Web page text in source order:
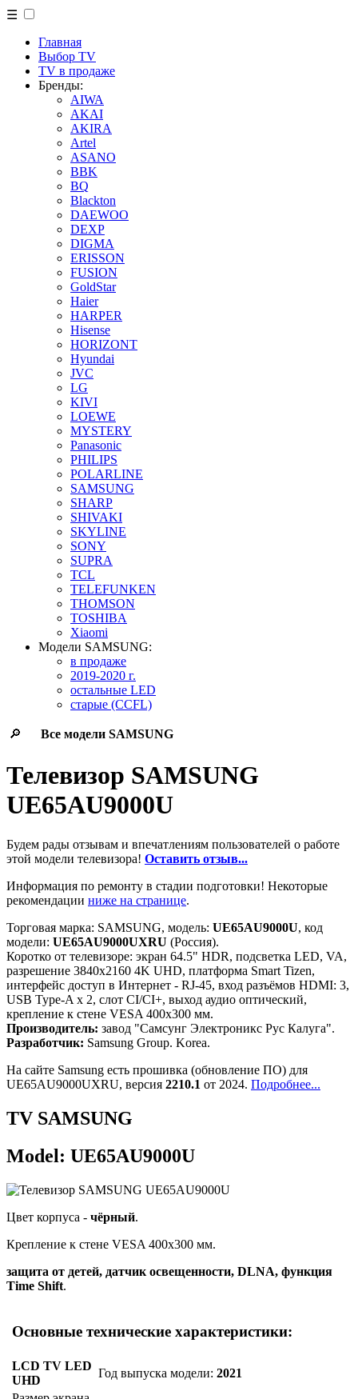
☰
Главная
Выбор TV
TV в продаже
Бренды:
AIWA
AKAI
AKIRA
Artel
ASANO
BBK
BQ
Blackton
DAEWOO
DEXP
DIGMA
ERISSON
FUSION
GoldStar
Haier
HARPER
Hisense
HORIZONT
Hyundai
JVC
LG
KIVI
LOEWE
MYSTERY
Panasonic
PHILIPS
POLARLINE
SAMSUNG
SHARP
SHIVAKI
SKYLINE
SONY
SUPRA
TCL
TELEFUNKEN
THOMSON
TOSHIBA
Xiaomi
Модели SAMSUNG:
в продаже
2019-2020 г.
остальные LED
старые (CCFL)
🔎 Все модели SAMSUNG
Телевизор SAMSUNG
UE65AU9000U
Будем рады отзывам и впечатлениям пользователей о работе
этой модели телевизора! Оставить отзыв...
Информация по ремонту в стадии подготовки! Некоторые
рекомендации ниже на странице.
Торговая марка: SAMSUNG, модель: UE65AU9000U, код
модели: UE65AU9000UXRU (Россия).
Коротко от телевизоре: экран 64.5" HDR, подсветка LED, VA,
разрешение 3840x2160 4K UHD, платформа Smart Tizen,
интерфейс доступ в Интернет - RJ-45, вход разъёмов HDMI: 3,
USB Type-A x 2, слот CI/CI+, выход аудио оптический,
крепление к стене VESA 400x300 мм.
Производитель: завод "Самсунг Электроникс Рус Калуга".
Разработчик: Samsung Group. Korea.
На сайте Samsung есть прошивка (обновление ПО) для
UE65AU9000UXRU, версия 2210.1 от 2024. Подробнее...
TV SAMSUNG
Model: UE65AU9000U
Цвет корпуса - чёрный.
Крепление к стене VESA 400x300 мм.
защита от детей, датчик освещенности, DLNA, функция
Time Shift.
Основные технические характеристики:
LCD TV LED
UHD
Год выпуска модели:2021